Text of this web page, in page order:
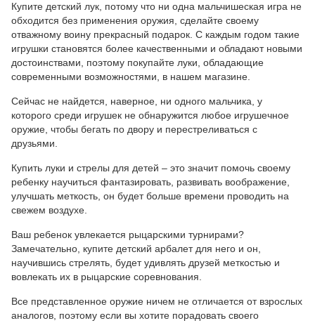
Купите детский лук, потому что ни одна мальчишеская игра не
обходится без применения оружия, сделайте своему
отважному воину прекрасный подарок. С каждым годом такие
игрушки становятся более качественными и обладают новыми
достоинствами, поэтому покупайте луки, обладающие
современными возможностями, в нашем магазине.
Сейчас не найдется, наверное, ни одного мальчика, у
которого среди игрушек не обнаружится любое игрушечное
оружие, чтобы бегать по двору и перестреливаться с
друзьями.
Купить луки и стрелы для детей – это значит помочь своему
ребенку научиться фантазировать, развивать воображение,
улучшать меткость, он будет больше времени проводить на
свежем воздухе.
Ваш ребенок увлекается рыцарскими турнирами?
Замечательно, купите детский арбалет для него и он,
научившись стрелять, будет удивлять друзей меткостью и
вовлекать их в рыцарские соревнования.
Все представленное оружие ничем не отличается от взрослых
аналогов, поэтому если вы хотите порадовать своего